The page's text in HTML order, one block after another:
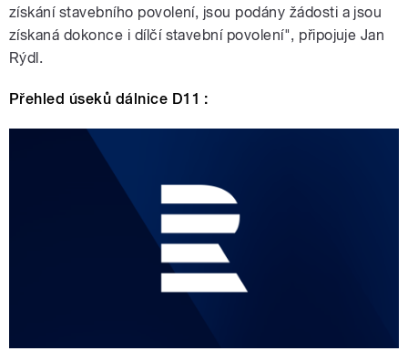
získání stavebního povolení, jsou podány žádosti a jsou
získaná dokonce i dílčí stavební povolení", připojuje Jan
Rýdl.
Přehled úseků dálnice D11 :